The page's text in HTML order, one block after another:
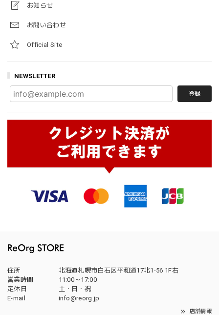
お知らせ
お問い合わせ
Official Site
NEWSLETTER
登録
住所
北海道札幌市白石区平和通17北1-56 1F右
営業時間
11:00～17:00
定休日
土・日・祝
E-mail
info@reorg.jp
店舗情報